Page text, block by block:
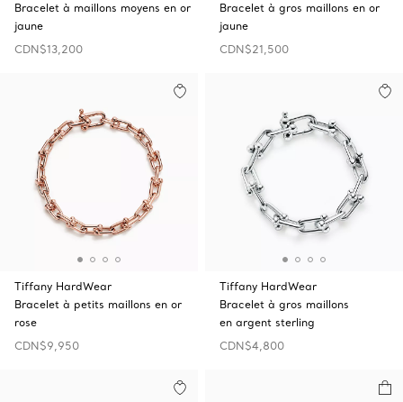
Bracelet à maillons moyens en or
jaune
CDN$13,200
Bracelet à gros maillons en or
jaune
CDN$21,500
Tiffany HardWear
Bracelet à petits maillons en or
rose
CDN$9,950
Tiffany HardWear
Bracelet à gros maillons
en argent sterling
CDN$4,800